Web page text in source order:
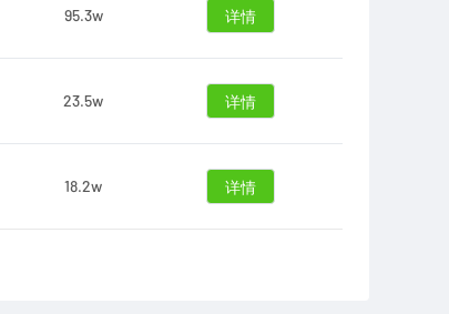
95.3w 详情
23.5w 详情
18.2w 详情